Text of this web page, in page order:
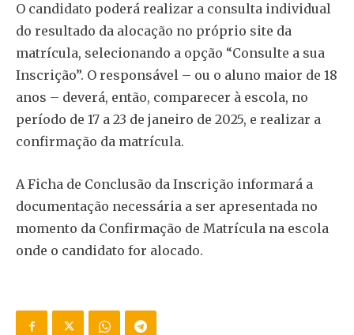
O candidato poderá realizar a consulta individual
do resultado da alocação no próprio site da
matrícula, selecionando a opção “Consulte a sua
Inscrição”. O responsável – ou o aluno maior de 18
anos – deverá, então, comparecer à escola, no
período de 17 a 23 de janeiro de 2025, e realizar a
confirmação da matrícula.
A Ficha de Conclusão da Inscrição informará a
documentação necessária a ser apresentada no
momento da Confirmação de Matrícula na escola
onde o candidato for alocado.